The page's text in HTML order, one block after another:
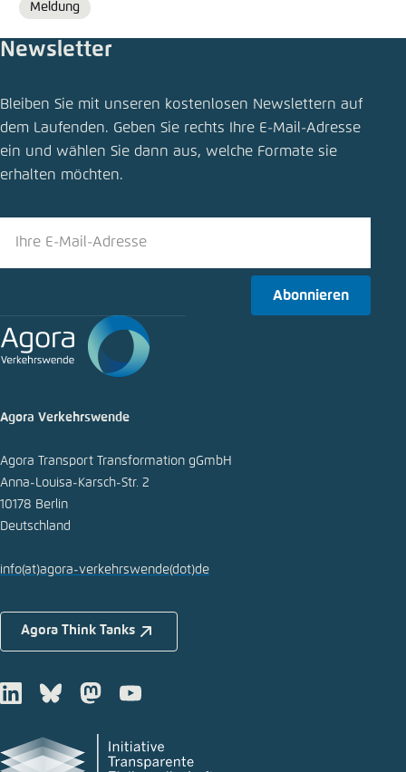
Format
Meldung
Newsletter
Bleiben Sie mit unseren kostenlosen Newslettern auf
dem Laufenden. Geben Sie rechts Ihre E-Mail-Adresse
ein und wählen Sie dann aus, welche Formate sie
erhalten möchten.
Abonnieren
Agora Verkehrswende
Agora Transport Transformation gGmbH
Anna-Louisa-Karsch-Str. 2
10178 Berlin
Deutschland
info(at)agora-verkehrswende(dot)de
Agora Think Tanks
LinkedInBlueskyMastodonYoutube